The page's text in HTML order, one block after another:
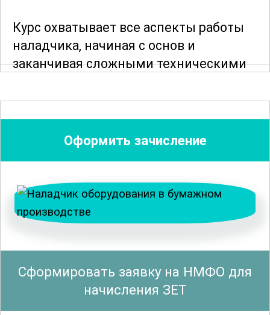
Курс охватывает все аспекты работы
наладчика, начиная с основ и
заканчивая сложными техническими
работы оборудования, используемого в
керамической промышленности, и о
том, как обеспечить егоэффективное
соблюдениютехнических стандартов,
а также методикам диагностики и
устранения неисправностей.
Также в программе рассмотрены
различные типы керамического
оборудования, включая прессы,
Оформить зачисление
Сформировать заявку на НМФО для
начисления ЗЕТ